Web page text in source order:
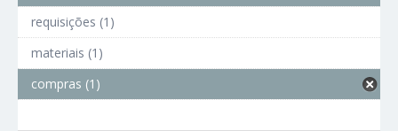
requisições (1)
materiais (1)
compras (1)